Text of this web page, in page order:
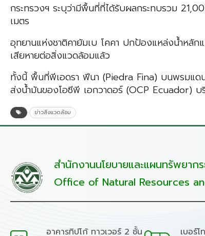
กระทรวงฯ ระบุว่ามีพื้นที่ที่ได้รับผลกระทบรวม
เมตร
อุทยานแห่งชาติคายัมเบ โคคา ปกป้องแหล่งน้ำหลั
เสียหายต่อสิ่งแวดล้อมแล้ว
ทั้งนี้ พื้นที่พีเอดรา ฟีนา (Piedra Fina) บนพรมแด
ส่งน้ำมันของโอซีพี เอกวาดอร์ (OCP Ecuador)
ข่าวสิ่งแวดล้อม
สำนักงานนโยบายและแผนทรัพยาก
Office of Natural Resources
อาคารทิปโก้ ทาวเวอร์ 2 ชั้น เบอร์